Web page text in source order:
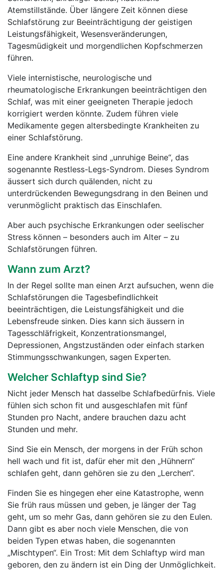
Atemstillstände. Über längere Zeit können diese
Schlafstörung zur Beeinträchtigung der geistigen
Leistungsfähigkeit, Wesensveränderungen,
Tagesmüdigkeit und morgendlichen Kopfschmerzen
führen.
Viele internistische, neurologische und
rheumatologische Erkrankungen beeinträchtigen den
Schlaf, was mit einer geeigneten Therapie jedoch
korrigiert werden könnte. Zudem führen viele
Medikamente gegen altersbedingte Krankheiten zu
einer Schlafstörung.
Eine andere Krankheit sind „unruhige Beine“, das
sogenannte Restless-Legs-Syndrom. Dieses Syndrom
äussert sich durch quälenden, nicht zu
unterdrückenden Bewegungsdrang in den Beinen und
verunmöglicht praktisch das Einschlafen.
Aber auch psychische Erkrankungen oder seelischer
Stress können – besonders auch im Alter – zu
Schlafstörungen führen.
Wann zum Arzt?
In der Regel sollte man einen Arzt aufsuchen, wenn die
Schlafstörungen die Tagesbefindlichkeit
beeinträchtigen, die Leistungsfähigkeit und die
Lebensfreude sinken. Dies kann sich äussern in
Tagesschläfrigkeit, Konzentrationsmangel,
Depressionen, Angstzuständen oder einfach starken
Stimmungsschwankungen, sagen Experten.
Welcher Schlaftyp sind Sie?
Nicht jeder Mensch hat dasselbe Schlafbedürfnis. Viele
fühlen sich schon fit und ausgeschlafen mit fünf
Stunden pro Nacht, andere brauchen dazu acht
Stunden und mehr.
Sind Sie ein Mensch, der morgens in der Früh schon
hell wach und fit ist, dafür eher mit den „Hühnern“
schlafen geht, dann gehören sie zu den „Lerchen“.
Finden Sie es hingegen eher eine Katastrophe, wenn
Sie früh raus müssen und geben, je länger der Tag
geht, um so mehr Gas, dann gehören sie zu den Eulen.
Dann gibt es aber noch viele Menschen, die von
beiden Typen etwas haben, die sogenannten
„Mischtypen“. Ein Trost: Mit dem Schlaftyp wird man
geboren, den zu ändern ist ein Ding der Unmöglichkeit.